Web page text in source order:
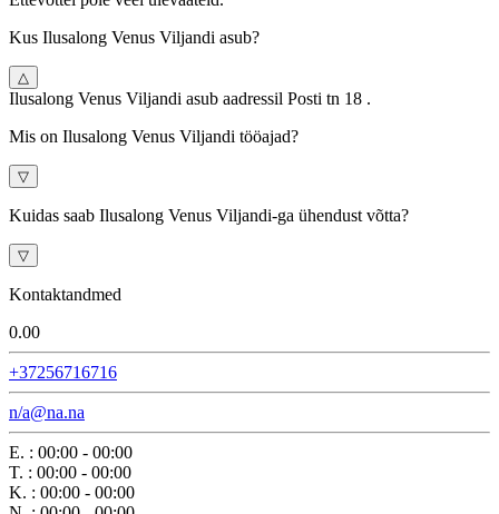
Kus Ilusalong Venus Viljandi asub?
△
Ilusalong Venus Viljandi asub aadressil Posti tn 18 .
Mis on Ilusalong Venus Viljandi tööajad?
▽
Kuidas saab Ilusalong Venus Viljandi-ga ühendust võtta?
▽
Kontaktandmed
0.00
+37256716716
n/a@na.na
E. : 00:00 - 00:00
T. : 00:00 - 00:00
K. : 00:00 - 00:00